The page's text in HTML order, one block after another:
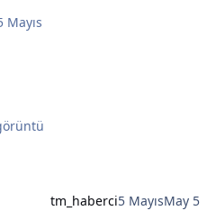
Mayıs
tm_haberci5 MayısMay 5